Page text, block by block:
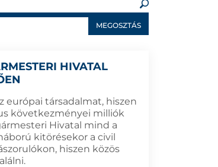
MEGOSZTÁS
HIVATAL
társadalmat, hiszen
következményei milliók
Hivatal mind a
kitörésekor a civil
hiszen közös